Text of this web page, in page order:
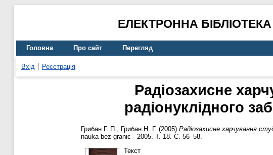
ЕЛЕКТРОННА
Головна Про сайт Перегляд
Вхід Реєстрація
Радіозахисне
радіонуклідного
Грибан Г. П., Грибан Н. Г. (2005) Радіозахисне харчування
nauka bez granic - 2005. Т. 18. С. 56–58.
Текст